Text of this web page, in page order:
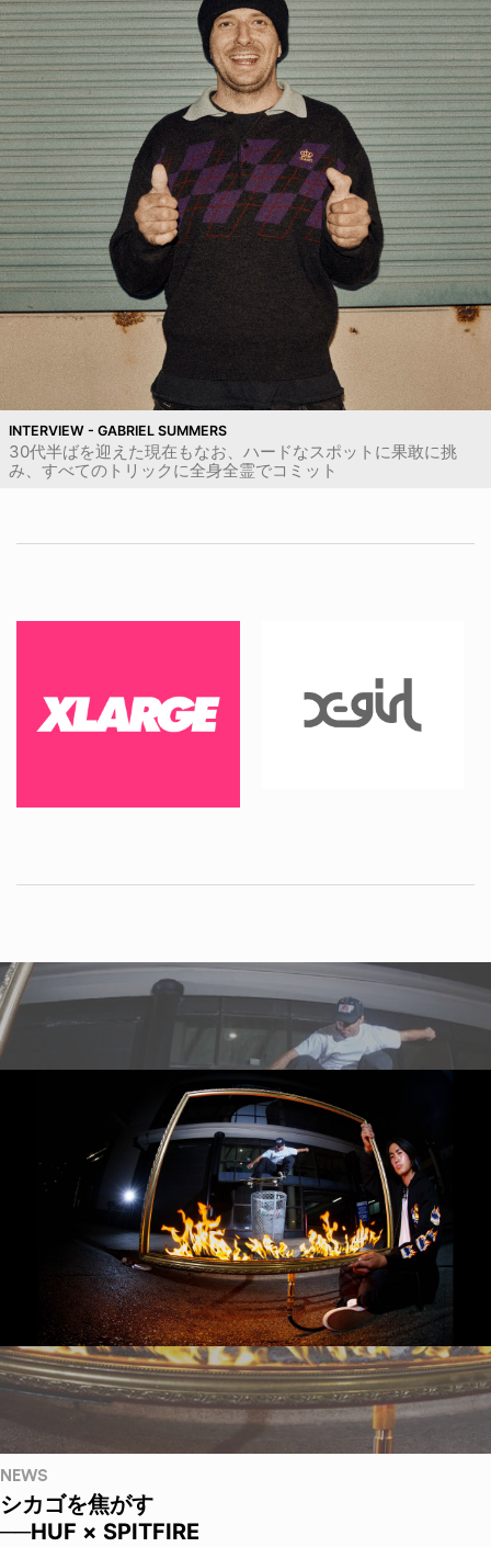
INTERVIEW - GABRIEL SUMMERS
30代半ばを迎えた現在もなお、ハードなスポットに果敢に挑
み、すべてのトリックに全身全霊でコミット
NEWS
シカゴを焦がす
──HUF × SPITFIRE